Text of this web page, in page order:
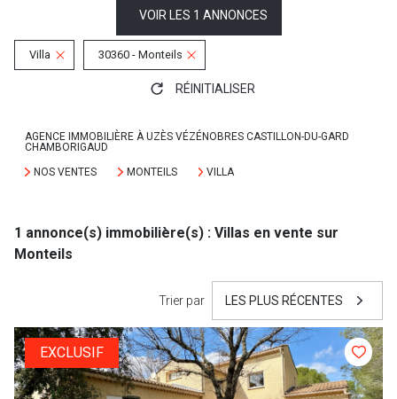
VOIR LES 1 ANNONCES
Villa 30360 - Monteils
RÉINITIALISER
AGENCE IMMOBILIÈRE À UZÈS VÉZÉNOBRES CASTILLON-DU-GARD
CHAMBORIGAUD
NOS VENTES
MONTEILS VILLA
1 annonce(s) immobilière(s) : Villas en vente sur
Monteils
Trier par LES PLUS RÉCENTES
EXCLUSIF